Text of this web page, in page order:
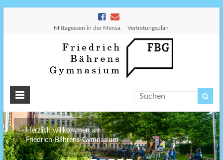
Mittagessen in der Mensa Vertretungsplan
Herzlich willkommen am
Friedrich-Bährens-Gymnasium